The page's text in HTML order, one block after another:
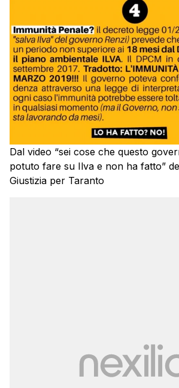
Dal video “sei cose che questo
potuto fare su Ilva e non ha fatto”
Giustizia per Taranto